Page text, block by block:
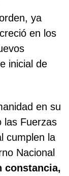
ya
en los
inicial de
en su
las Fuerzas
cumplen la
Nacional
constancia,